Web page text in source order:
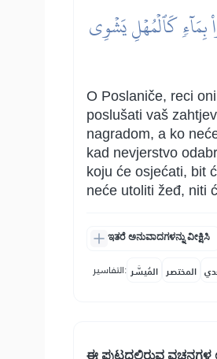
بِمَآءٖ كَٱلۡمُهۡلِ يَشۡوِي
O Poslaniče, reci
poslušati vaš
nagradom, a ko
kad nevjerstvo
koju će osjećati, bit
neće utoliti žeđ, niti
ಇತರೆ ಅನುವಾದಗಳನ್ನು ವೀಕ್ಷಿಸಿ
التفاسير: المُيسَّر المختصر